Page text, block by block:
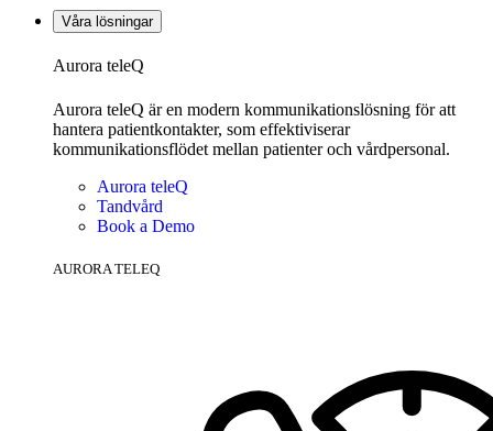
Våra lösningar
Aurora teleQ
Aurora teleQ är en modern kommunikationslösning för att
hantera patientkontakter, som effektiviserar
kommunikationsflödet mellan patienter och vårdpersonal.
Aurora teleQ
Tandvård
Book a Demo
AURORA TELEQ